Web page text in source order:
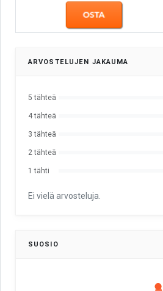
ARVOSTELUJEN JAKAUMA
5 tähteä
4 tähteä
3 tähteä
2 tähteä
1 tähti
Ei vielä arvosteluja.
SUOSIO